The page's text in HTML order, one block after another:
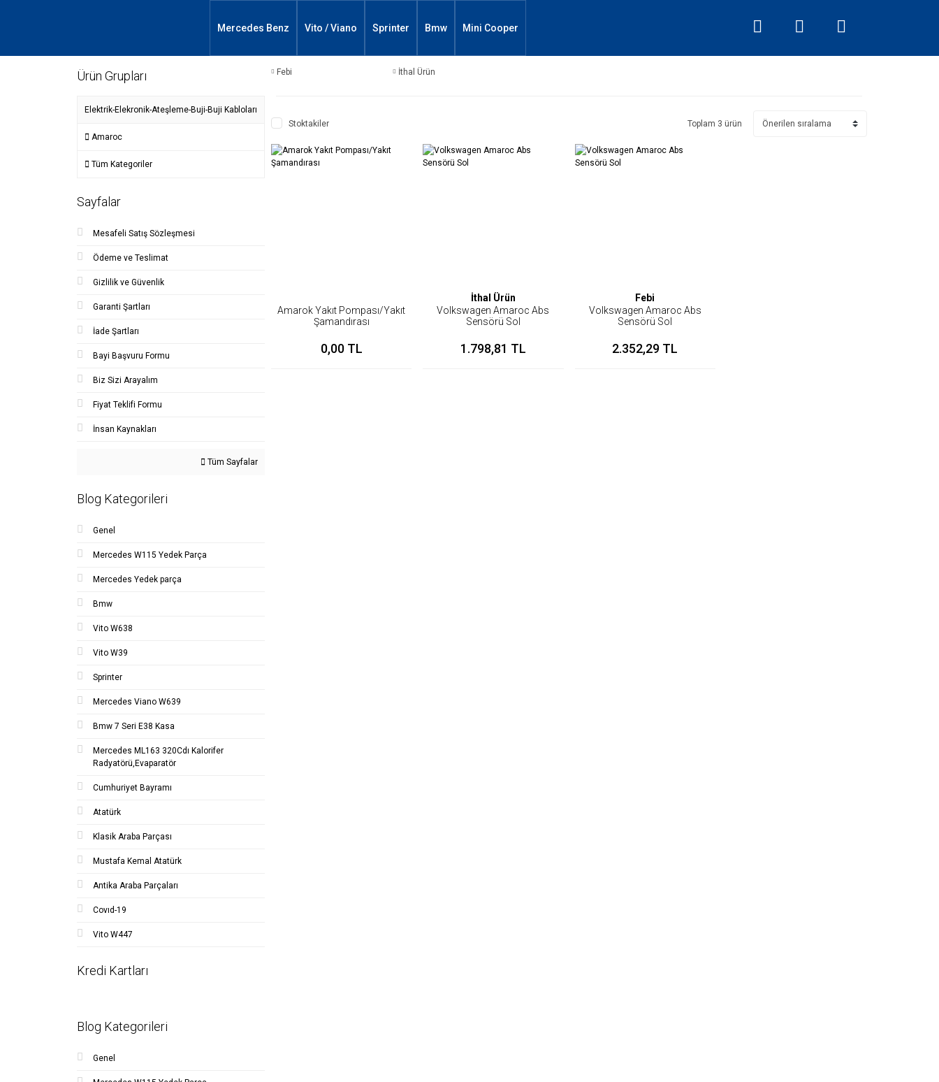
Mercedes Benz Vito / Viano Sprinter Bmw Mini Cooper
Ürün Grupları
Elektrik-Elekronik-Ateşleme-Buji-Buji Kabloları
Amaroc
Tüm Kategoriler
Sayfalar
Mesafeli Satış Sözleşmesi
Ödeme ve Teslimat
Gizlilik ve Güvenlik
Garanti Şartları
İade Şartları
Bayi Başvuru Formu
Biz Sizi Arayalım
Fiyat Teklifi Formu
İnsan Kaynakları
Tüm Sayfalar
Blog Kategorileri
Genel
Mercedes W115 Yedek Parça
Mercedes Yedek parça
Bmw
Vito W638
Vito W39
Sprinter
Mercedes Viano W639
Bmw 7 Seri E38 Kasa
Mercedes ML163 320Cdı Kalorifer
Radyatörü,Evaparatör
Cumhuriyet Bayramı
Atatürk
Klasik Araba Parçası
Mustafa Kemal Atatürk
Antika Araba Parçaları
Covıd-19
Vito W447
Kredi Kartları
Blog Kategorileri
Genel
Febi İthal Ürün
Stoktakiler Toplam 3 ürün
Amarok Yakıt Pompası/Yakıt
Şamandırası
0,00 TL
İthal Ürün
Volkswagen Amaroc Abs
Sensörü Sol
1.798,81 TL
Febi
Volkswagen Amaroc Abs
Sensörü Sol
2.352,29 TL